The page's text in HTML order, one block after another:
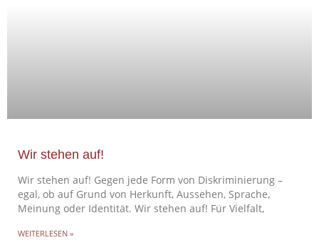
Wir stehen auf!
Wir stehen auf! Gegen jede Form von Diskriminierung –
egal, ob auf Grund von Herkunft, Aussehen, Sprache,
Meinung oder Identität. Wir stehen auf! Für Vielfalt,
WEITERLESEN »